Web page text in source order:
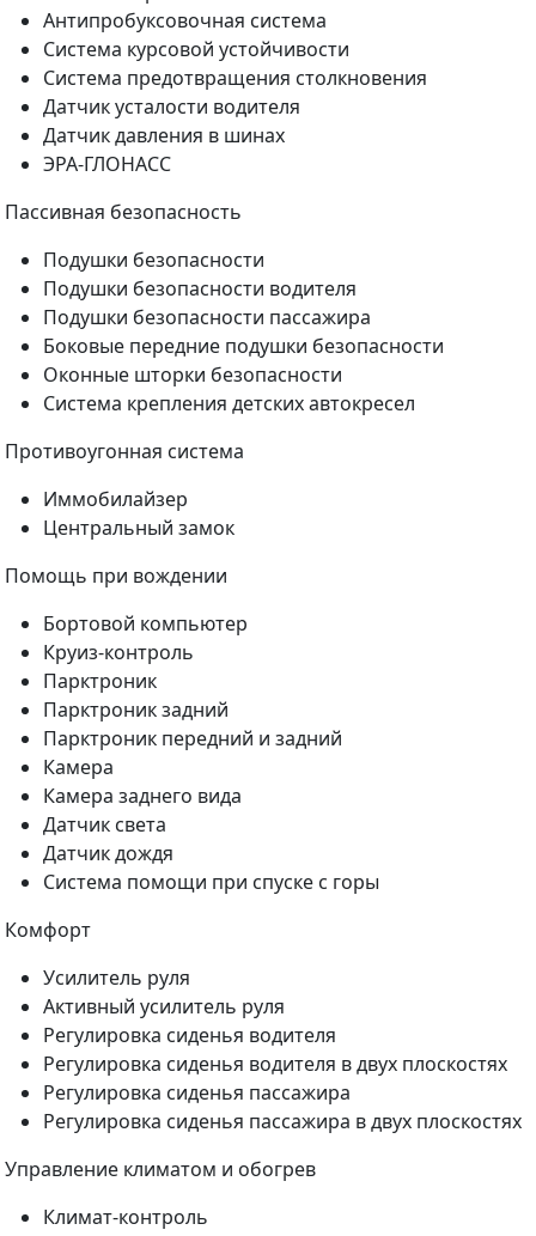
Антипробуксовочная система
Система курсовой устойчивости
Система предотвращения столкновения
Датчик усталости водителя
Датчик давления в шинах
ЭРА-ГЛОНАСС
Пассивная безопасность
Подушки безопасности
Подушки безопасности водителя
Подушки безопасности пассажира
Боковые передние подушки безопасности
Оконные шторки безопасности
Система крепления детских автокресел
Противоугонная система
Иммобилайзер
Центральный замок
Помощь при вождении
Бортовой компьютер
Круиз-контроль
Парктроник
Парктроник задний
Парктроник передний и задний
Камера
Камера заднего вида
Датчик света
Датчик дождя
Система помощи при спуске с горы
Комфорт
Усилитель руля
Активный усилитель руля
Регулировка сиденья водителя
Регулировка сиденья водителя в двух плоскостях
Регулировка сиденья пассажира
Регулировка сиденья пассажира в двух плоскостях
Управление климатом и обогрев
Климат-контроль